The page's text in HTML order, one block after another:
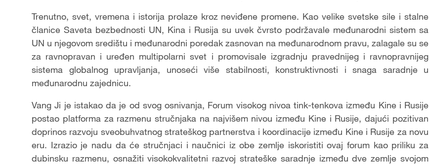
Trenutno, svet, vremena i istorija prolaze kroz neviđene promene. Kao velike svetske sile i stalne
članice Saveta bezbednosti UN, Kina i Rusija su uvek čvrsto podržavale međunarodni sistem sa
UN u njegovom središtu i međunarodni poredak zasnovan na međunarodnom pravu, zalagale su se
za ravnopravan i uređen multipolarni svet i promovisale izgradnju pravednijeg i ravnopravnijeg
sistema globalnog upravljanja, unoseći više stabilnosti, konstruktivnosti i snaga saradnje u
međunarodnu zajednicu.
Vang Ji je istakao da je od svog osnivanja, Forum visokog nivoa tink-tenkova između Kine i Rusije
postao platforma za razmenu stručnjaka na najvišem nivou između Kine i Rusije, dajući pozitivan
doprinos razvoju sveobuhvatnog strateškog partnerstva i koordinacije između Kine i Rusije za novu
eru. Izrazio je nadu da će stručnjaci i naučnici iz obe zemlje iskoristiti ovaj forum kao priliku za
dubinsku razmenu, osnažiti visokokvalitetni razvoj strateške saradnje između dve zemlje svojom